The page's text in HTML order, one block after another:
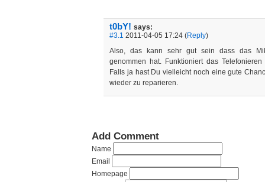
t0bY! says:
#3.1 2011-04-05 17:24 (Reply)
Also, das kann sehr gut sein dass das
genommen hat. Funktioniert das
Falls ja hast Du vielleicht noch eine gute
wieder zu reparieren.
Add Comment
Name
Email
Homepage